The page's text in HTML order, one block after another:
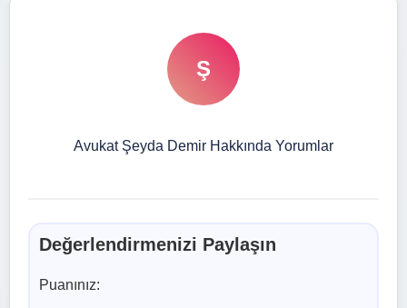
Ş
Avukat Şeyda Demir Hakkında Yorumlar
Değerlendirmenizi Paylaşın
Puanınız: